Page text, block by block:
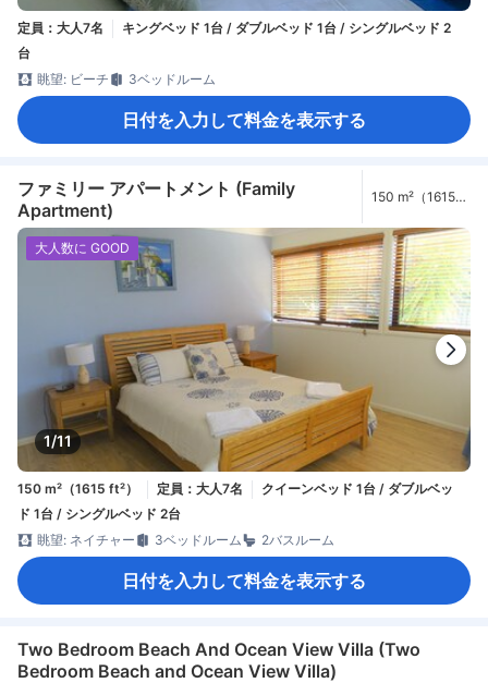
定員：大人7名
キングベッド 1台 / ダブルベッド 1台 / シングルベッド 2
台
眺望: ビーチ
3ベッドルーム
日付を入力して料金を表示する
ファミリー アパートメント (Family
Apartment)
150 m²（1615
1/11
大人数に GOOD
150 m²（1615 ft²） 定員：大人7名
クイーンベッド 1台 / ダブルベッ
ド 1台 / シングルベッド 2台
眺望: ネイチャー
3ベッドルーム 2バスルーム
日付を入力して料金を表示する
Two Bedroom Beach And Ocean View Villa (Two
Bedroom Beach and Ocean View Villa)